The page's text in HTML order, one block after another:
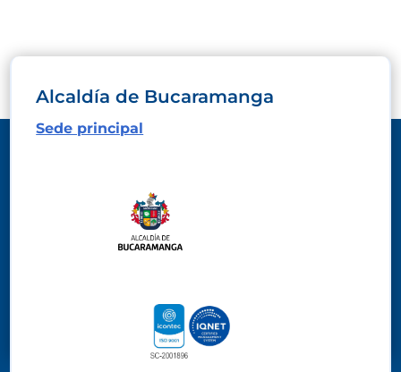
Alcaldía de Bucaramanga
Sede principal